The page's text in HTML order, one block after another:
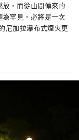
，而從山間傳來的
罕見，必將是一次
尼加拉瀑布式煙火更